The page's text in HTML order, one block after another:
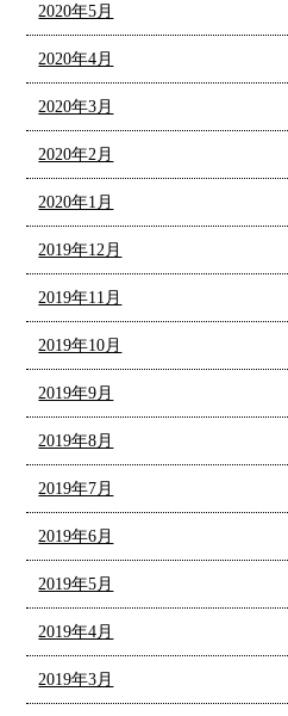
2020年5月
2020年4月
2020年3月
2020年2月
2020年1月
2019年12月
2019年11月
2019年10月
2019年9月
2019年8月
2019年7月
2019年6月
2019年5月
2019年4月
2019年3月